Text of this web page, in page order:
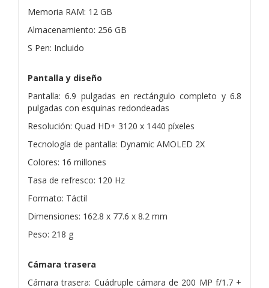
Memoria RAM: 12 GB
Almacenamiento: 256 GB
S Pen: Incluido
Pantalla y diseño
Pantalla: 6.9 pulgadas en rectángulo completo y 6.8
pulgadas con esquinas redondeadas
Resolución: Quad HD+ 3120 x 1440 píxeles
Tecnología de pantalla: Dynamic AMOLED 2X
Colores: 16 millones
Tasa de refresco: 120 Hz
Formato: Táctil
Dimensiones: 162.8 x 77.6 x 8.2 mm
Peso: 218 g
Cámara trasera
Cámara trasera: Cuádruple cámara de 200 MP f/1.7 +